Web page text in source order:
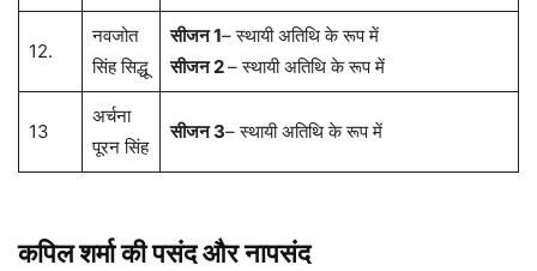
12.
नवजोत
सिंह सिद्धू
सीजन 1– स्थायी अतिथि के रूप में
सीजन 2– स्थायी अतिथि के रूप में
13
अर्चना
पूरन सिंह
सीजन 3– स्थायी अतिथि के रूप में
कपिल शर्मा की पसंद और नापसंद